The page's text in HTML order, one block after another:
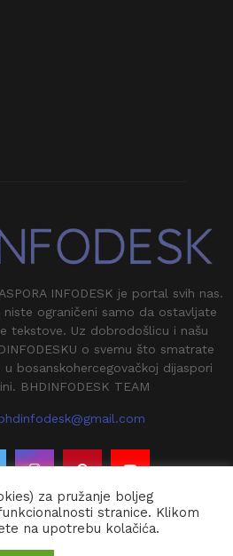
INFODESK je portal svih nas.
ograničeni samo da ostavljate
tekstove. Uz dobrodošlicu i našu
o svemu što smatrate
bosanskohercegovačkoj dijaspori
BHDINFODESK TEAM
All Right Reserved.
za pružanje boljeg
stranice. Klikom
na upotrebu kolačića.